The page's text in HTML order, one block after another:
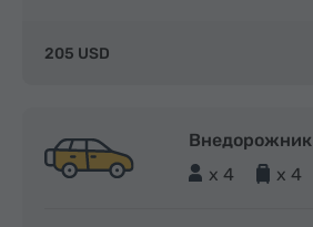
205 USD
Внедорожник
x 4
x 4